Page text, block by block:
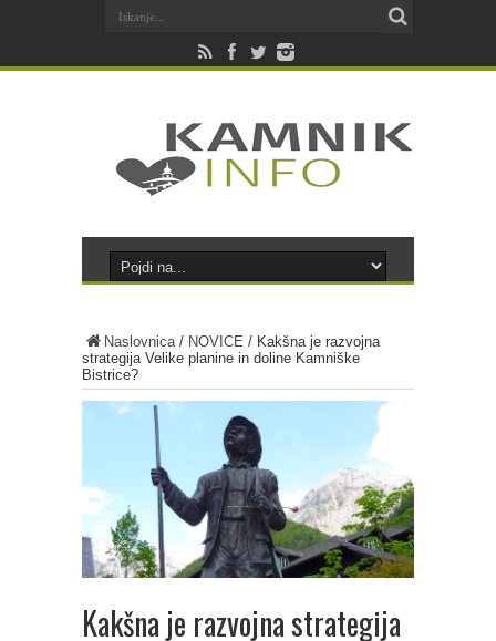
Naslovnica/ NOVICE / Kakšna je razvojna
strategija Velike planine in doline Kamniške
Bistrice?
Kakšna je razvojna strategija